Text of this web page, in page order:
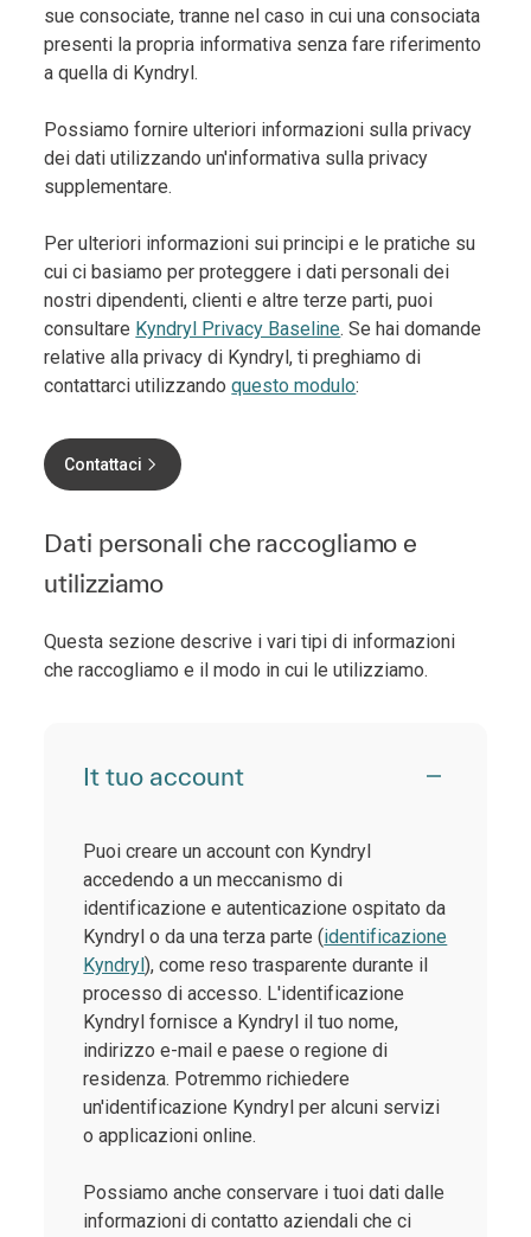
sue consociate, tranne nel caso in cui una consociata
presenti la propria informativa senza fare riferimento
a quella di Kyndryl.
Possiamo fornire ulteriori informazioni sulla privacy
dei dati utilizzando un'informativa sulla privacy
supplementare.
Per ulteriori informazioni sui principi e le pratiche su
cui ci basiamo per proteggere i dati personali dei
nostri dipendenti, clienti e altre terze parti, puoi
consultare Kyndryl Privacy Baseline. Se hai domande
relative alla privacy di Kyndryl, ti preghiamo di
contattarci utilizzandoquesto modulo:
Contattaci
Dati personali che raccogliamo e
utilizziamo
Questa sezione descrive i vari tipi di informazioni
che raccogliamo e il modo in cui le utilizziamo.
It tuo account
Puoi creare un account con Kyndryl
accedendo a un meccanismo di
identificazione e autenticazione ospitato da
Kyndryl o da una terza parte (identificazione
Kyndryl), come reso trasparente durante il
processo di accesso. L'identificazione
Kyndryl fornisce a Kyndryl il tuo nome,
indirizzo e-mail e paese o regione di
residenza. Potremmo richiedere
un'identificazione Kyndryl per alcuni servizi
o applicazioni online.
Possiamo anche conservare i tuoi dati dalle
informazioni di contatto aziendali che ci